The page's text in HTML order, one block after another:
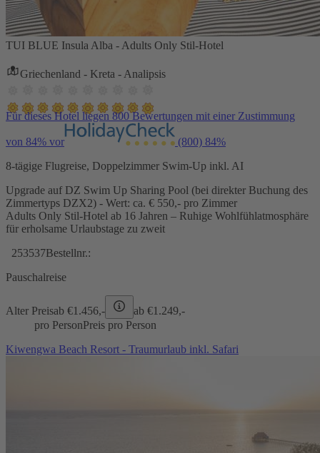
TUI BLUE Insula Alba - Adults Only Stil-Hotel
Griechenland - Kreta - Analipsis
Für dieses Hotel liegen 800 Bewertungen mit einer Zustimmung
von 84% vor (800) 84%
8-tägige Flugreise, Doppelzimmer Swim-Up inkl. AI
Upgrade auf DZ Swim Up Sharing Pool (bei direkter Buchung des
Zimmertyps DZX2) - Wert: ca. € 550,- pro Zimmer
Adults Only Stil-Hotel ab 16 Jahren – Ruhige Wohlfühlatmosphäre
für erholsame Urlaubstage zu zweit
253537Bestellnr.:
Pauschalreise
Alter Preisab €1.456,- ab €1.249,-
pro PersonPreis pro Person
Kiwengwa Beach Resort - Traumurlaub inkl. Safari